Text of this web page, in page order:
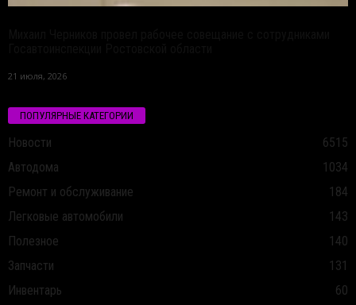
21 июля, 2026
ПОПУЛЯРНЫЕ КАТЕГОРИИ
Новости
6515
Автодома
1034
Ремонт и обслуживание
184
Легковые автомобили
143
Полезное
140
Запчасти
131
Инвентарь
60